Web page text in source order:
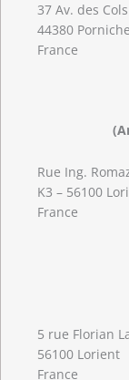
37 Av. des
44380
France
Rue Ing.
K3 – 56100
France
5 rue Florian
56100 Lorient
France